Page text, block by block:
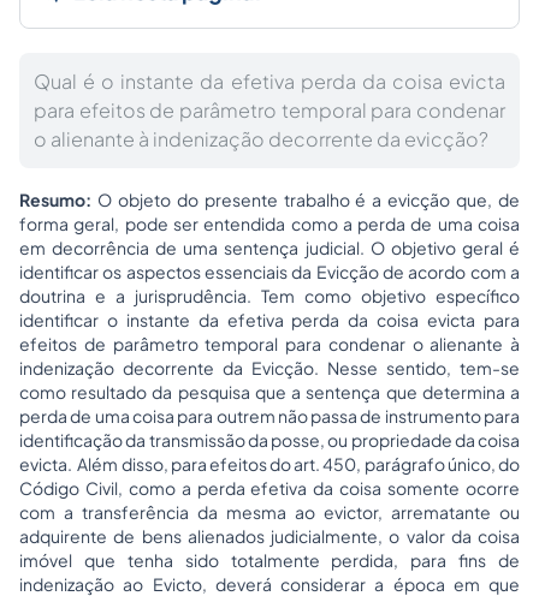
Qual é o instante da efetiva perda da coisa evicta
para efeitos de parâmetro temporal para condenar
o alienante à indenização decorrente da evicção?
Resumo: O objeto do presente trabalho é a evicção que, de
forma geral, pode ser entendida como a perda de uma coisa
em decorrência de uma sentença judicial. O objetivo geral é
identificar os aspectos essenciais da Evicção de acordo com a
doutrina e a jurisprudência. Tem como objetivo específico
identificar o instante da efetiva perda da coisa evicta para
efeitos de parâmetro temporal para condenar o alienante à
indenização decorrente da Evicção. Nesse sentido, tem-se
como resultado da pesquisa que a sentença que determina a
perda de uma coisa para outrem não passa de instrumento para
identificação da transmissão da posse, ou propriedadeda coisa
evicta. Além disso, para efeitos do art. 450, parágrafo único, do
Código Civil, como a perda efetiva da coisa somente ocorre
com a transferência da mesma ao evictor, arrematante ou
adquirente de bens alienados judicialmente, o valor da coisa
imóvel que tenha sido totalmente perdida, para fins de
indenização ao Evicto, deverá considerar a época em que